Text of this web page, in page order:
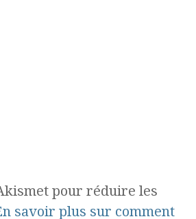
pour réduire les
savoir plus sur comment